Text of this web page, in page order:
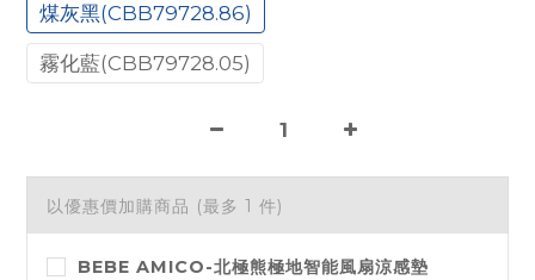
煤灰黑(CBB79728.86)
霧化藍(CBB79728.05)
以優惠價加購商品 (最多 1 件)
BEBE AMICO-北極熊極地智能風扇涼感墊